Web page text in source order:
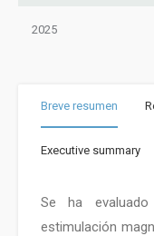
2025
Breve resumen
Executive summary
Se ha
estimulación